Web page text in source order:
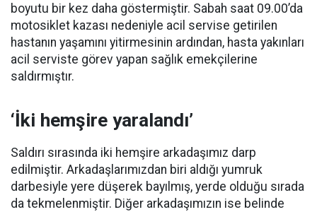
boyutu bir kez daha göstermiştir. Sabah saat 09.00’da
motosiklet kazası nedeniyle acil servise getirilen
hastanın yaşamını yitirmesinin ardından, hasta yakınları
acil serviste görev yapan sağlık emekçilerine
saldırmıştır.
‘İki hemşire yaralandı’
Saldırı sırasında iki hemşire arkadaşımız darp
edilmiştir. Arkadaşlarımızdan biri aldığı yumruk
darbesiyle yere düşerek bayılmış, yerde olduğu sırada
da tekmelenmiştir. Diğer arkadaşımızın ise belinde